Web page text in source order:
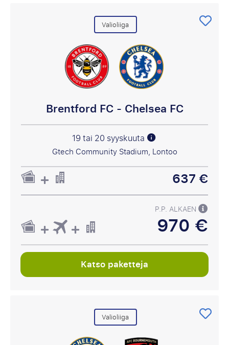
Valioliiga
Brentford FC - Chelsea FC
19 tai 20 syyskuuta
Gtech Community Stadium, Lontoo
637 €
P.P. ALKAEN
970 €
Katso paketteja
Valioliiga